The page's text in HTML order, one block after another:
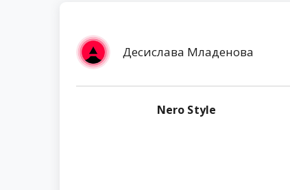
Десислава Младенова
Nero Style